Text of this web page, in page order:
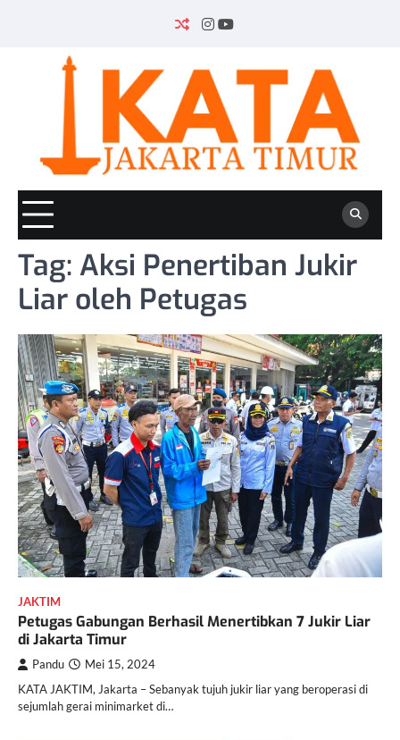
INSTAGRAM
YOUTUBE
Tag: Aksi Penertiban Jukir
Liar oleh Petugas
JAKTIM
Petugas Gabungan Berhasil Menertibkan 7 Jukir Liar
di Jakarta Timur
Pandu Mei 15, 2024
KATA JAKTIM, Jakarta – Sebanyak tujuh jukir liar yang beroperasi di
sejumlah gerai minimarket di…